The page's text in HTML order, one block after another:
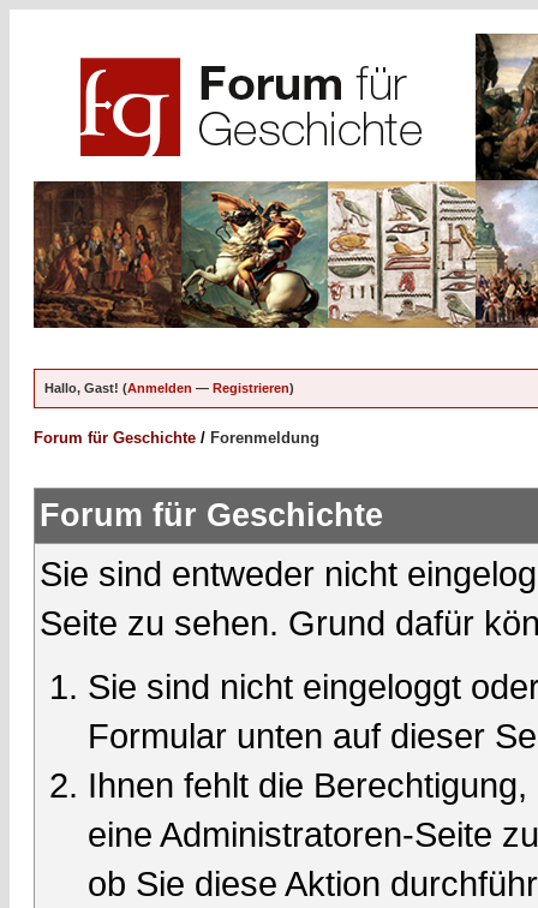
Hallo, Gast! (Anmelden — Registrieren)
Forum für Geschichte / Forenmeldung
Forum für Geschichte
Sie sind entweder nicht
Seite zu sehen. Grund dafür
Sie sind nicht eingeloggt
Formular unten auf dieser
Ihnen fehlt die
eine Administratoren-Seite
ob Sie diese Aktion